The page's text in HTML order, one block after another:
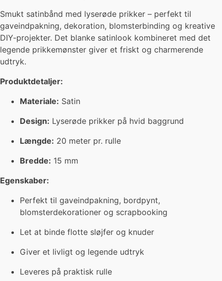
Smukt satinbånd med lyserøde prikker – perfekt til
gaveindpakning, dekoration, blomsterbinding og kreative
DIY-projekter. Det blanke satinlook kombineret med det
legende prikkemønster giver et friskt og charmerende
udtryk.
Produktdetaljer:
Materiale: Satin
Design: Lyserøde prikker på hvid baggrund
Længde: 20 meter pr. rulle
Bredde: 15 mm
Egenskaber:
Perfekt til gaveindpakning, bordpynt,
blomsterdekorationer og scrapbooking
Let at binde flotte sløjfer og knuder
Giver et livligt og legende udtryk
Leveres på praktisk rulle